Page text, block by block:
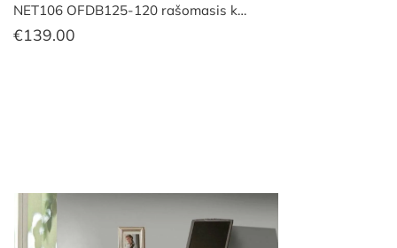
NET106 OFDB125-120 rašomasis k…
€139.00